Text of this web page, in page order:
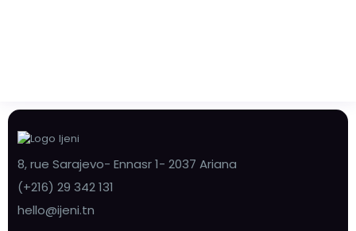
8, rue Sarajevo- Ennasr 1- 2037 Ariana
(+216) 29 342 131
hello@ijeni.tn